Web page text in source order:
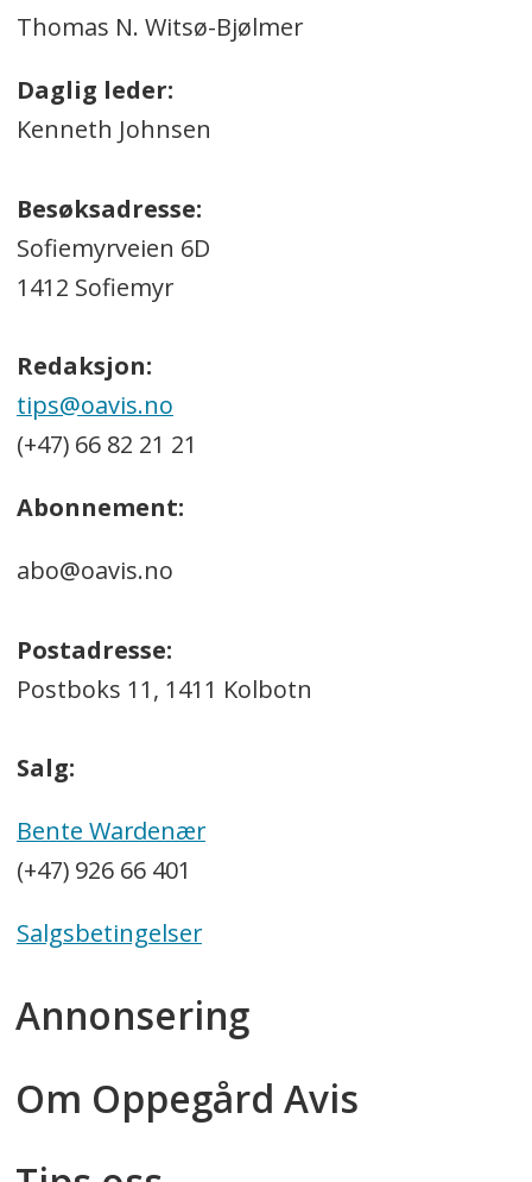
Thomas N. Witsø-Bjølmer
Daglig leder:
Kenneth Johnsen
Besøksadresse:
Sofiemyrveien 6D
1412 Sofiemyr
Redaksjon:
tips@oavis.no
(+47) 66 82 21 21
Abonnement:
abo@oavis.no
Postadresse:
Postboks 11, 1411 Kolbotn
Salg:
Bente Wardenær
(+47) 926 66 401
Salgsbetingelser
Annonsering
Om Oppegård Avis